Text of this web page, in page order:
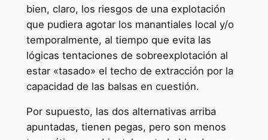
bien, claro, los riesgos de una explotación
que pudiera agotar los manantiales local y/o
temporalmente, al tiempo que evita las
lógicas tentaciones de sobreexplotación al
estar «tasado» el techo de extracción por la
capacidad de las balsas en cuestión.
Por supuesto, las dos alternativas arriba
apuntadas, tienen pegas, pero son menos